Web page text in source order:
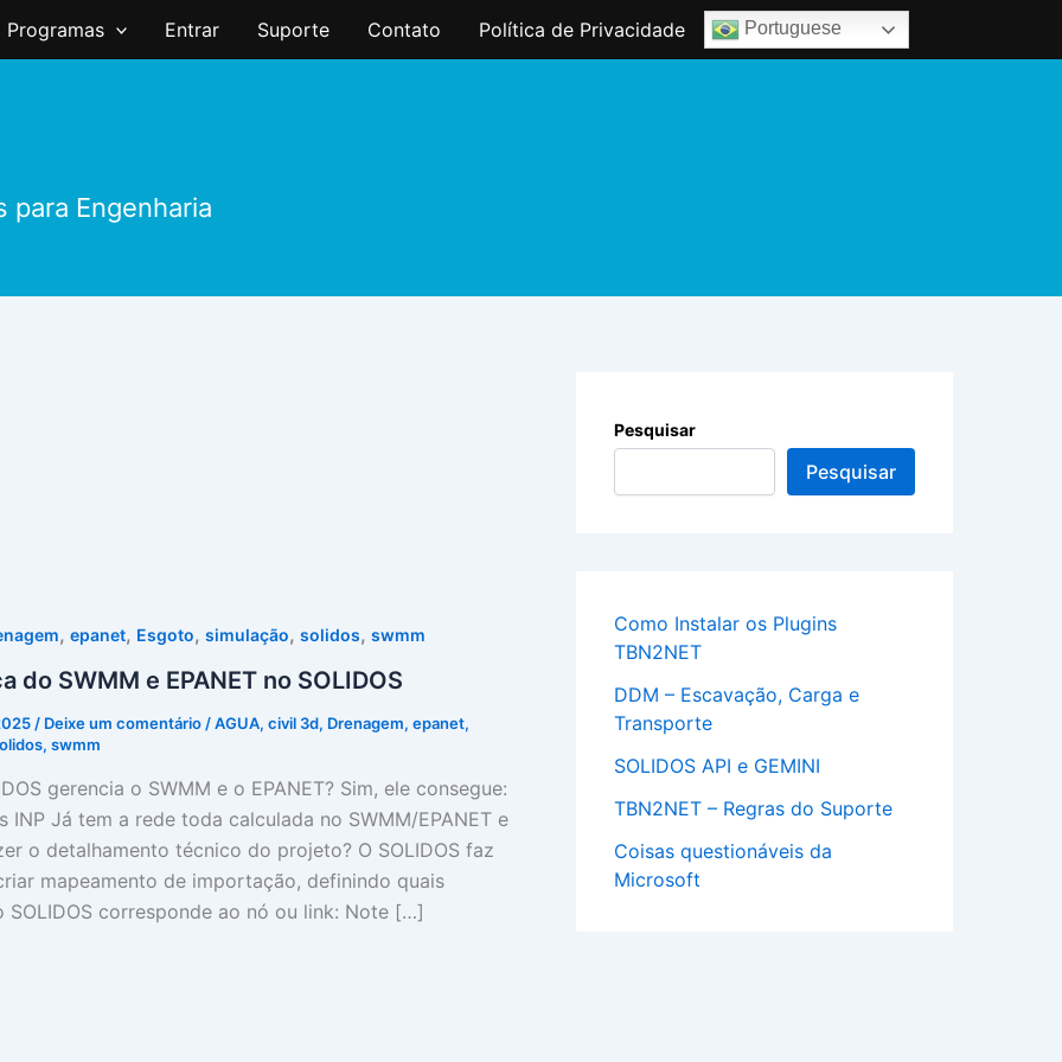
Programas Entrar Suporte Contato Política de Privacidade Portuguese
para Engenharia
, epanet, Esgoto, simulação, solidos, swmm
do SWMM e EPANET no SOLIDOS
/ Deixe um comentário /AGUA, civil 3d, Drenagem, epanet,
, swmm
gerencia o SWMM e o EPANET? Sim, ele consegue:
INP Já tem a rede toda calculada no SWMM/EPANET e
o detalhamento técnico do projeto? O SOLIDOS faz
mapeamento de importação, definindo quais
SOLIDOS corresponde ao nó ou link: Note […]
Pesquisar
Pesquisar
Como Instalar os Plugins
TBN2NET
DDM – Escavação, Carga e
Transporte
SOLIDOS API e GEMINI
TBN2NET – Regras do Suporte
Coisas questionáveis da
Microsoft